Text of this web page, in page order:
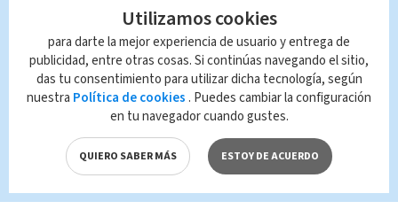
Te Recomendamos
Maestros dan clases
usando falda para
combatir la
homofobia y
romper
estereotipos
Fútbol Internacional
Utilizamos cookies
para darte la mejor experiencia de usuario y entrega de
publicidad, entre otras cosas. Si continúas navegando el sitio,
das tu consentimiento para utilizar dicha tecnología, según
nuestra Política de cookies . Puedes cambiar la configuración
en tu navegador cuando gustes.
QUIERO SABER MÁS ESTOY DE ACUERDO